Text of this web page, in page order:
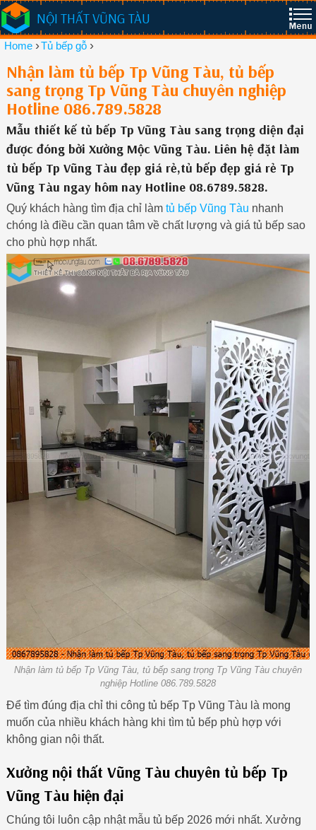
NỘI THẤT VŨNG TÀU
Home ›Tủ bếp gỗ ›
Nhận làm tủ bếp Tp Vũng Tàu, tủ bếp
sang trọng Tp Vũng Tàu chuyên nghiệp
Hotline 086.789.5828
Mẫu thiết kế tủ bếp Tp Vũng Tàu sang trọng diện đại
được đóng bởi Xưởng Mộc Vũng Tàu. Liên hệ đặt làm
tủ bếp Tp Vũng Tàu đẹp giá rẻ,tủ bếp đẹp giá rẻ Tp
Vũng Tàu ngay hôm nay Hotline 08.6789.5828.
Quý khách hàng tìm địa chỉ làm tủ bếp Vũng Tàu nhanh
chóng là điều cần quan tâm về chất lượng và giá tủ bếp sao
cho phù hợp nhất.
Nhận làm tủ bếp Tp Vũng Tàu, tủ bếp sang trọng Tp Vũng Tàu chuyên
nghiệp Hotline 086.789.5828
Để tìm đúng địa chỉ thi công tủ bếp Tp Vũng Tàu là mong
muốn của nhiều khách hàng khi tìm tủ bếp phù hợp với
không gian nội thất.
Xưởng nội thất Vũng Tàu chuyên tủ bếp Tp
Vũng Tàu hiện đại
Chúng tôi luôn cập nhật mẫu tủ bếp 2026 mới nhất. Xưởng